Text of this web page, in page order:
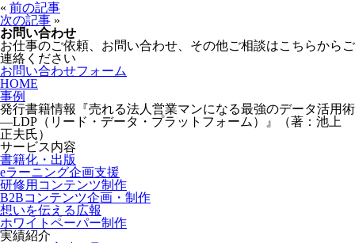
« 前の記事
次の記事 »
お問い合わせ
お仕事のご依頼、お問い合わせ、その他ご相談はこちらからご
連絡ください
お問い合わせフォーム
HOME
事例
発行書籍情報『売れる法人営業マンになる最強のデータ活用術
―LDP（リード・データ・プラットフォーム）』（著：池上
正夫氏）
サービス内容
書籍化・出版
eラーニング企画支援
研修用コンテンツ制作
B2Bコンテンツ企画・制作
想いを伝える広報
ホワイトペーパー制作
実績紹介